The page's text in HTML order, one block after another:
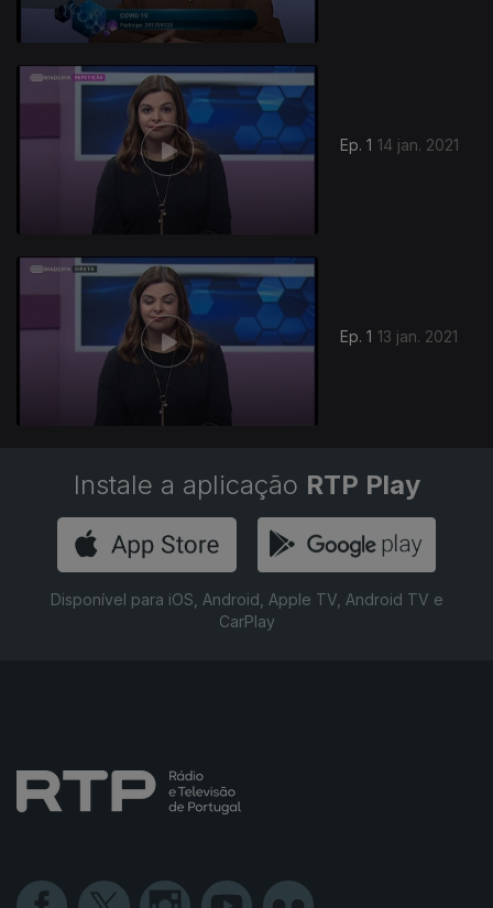
Ep. 1 14 jan. 2021
Ep. 1 13 jan. 2021
517752
Instale a aplicação RTP Play
Disponível para iOS, Android, Apple TV, Android TV e
CarPlay